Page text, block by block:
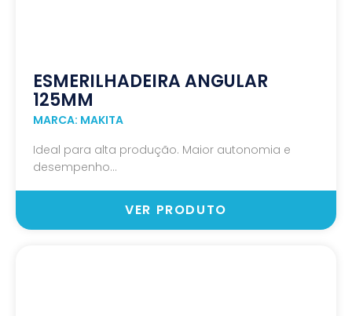
ESMERILHADEIRA ANGULAR
125MM
MARCA: MAKITA
Ideal para alta produção. Maior autonomia e
desempenho...
VER PRODUTO